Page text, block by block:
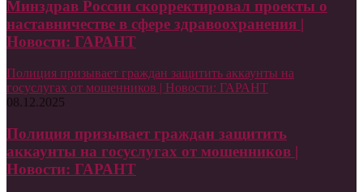
Минздрав России скорректировал проекты о
наставничестве в сфере здравоохранения |
Новости: ГАРАНТ
Полиция призывает граждан защитить аккаунты на
госуслугах от мошенников | Новости: ГАРАНТ
08.12.2025
Полиция призывает граждан защитить
аккаунты на госуслугах от мошенников |
Новости: ГАРАНТ